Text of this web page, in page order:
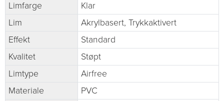
Limfarge
Klar
Lim
Akrylbasert, Trykkaktivert
Effekt
Standard
Kvalitet
Støpt
Limtype
Airfree
Materiale
PVC